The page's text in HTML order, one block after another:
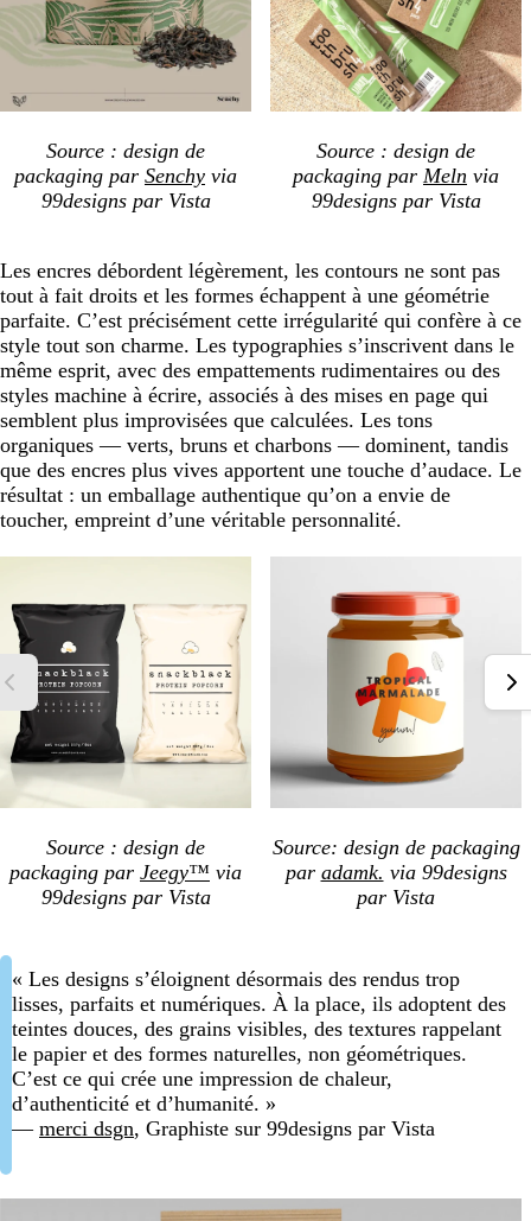
Source : design de
packaging par Senchy via
99designs par Vista
Source : design de
packaging par Meln via
99designs par Vista
Les encres débordent légèrement, les contours ne sont pas
tout à fait droits et les formes échappent à une géométrie
parfaite. C’est précisément cette irrégularité qui confère à ce
style tout son charme. Les typographies s’inscrivent dans le
même esprit, avec des empattements rudimentaires ou des
styles machine à écrire, associés à des mises en page qui
semblent plus improvisées que calculées. Les tons
organiques — verts, bruns et charbons — dominent, tandis
que des encres plus vives apportent une touche d’audace. Le
résultat : un emballage authentique qu’on a envie de
toucher, empreint d’une véritable personnalité.
Source : design de
packaging par Jeegy™ via
99designs par Vista
Source: design de packaging
par adamk. via 99designs
par Vista
« Les designs s’éloignent désormais des rendus trop
lisses, parfaits et numériques. À la place, ils adoptent des
teintes douces, des grains visibles, des textures rappelant
le papier et des formes naturelles, non géométriques.
C’est ce qui crée une impression de chaleur,
d’authenticité et d’humanité. »
— merci dsgn, Graphiste sur 99designs par Vista